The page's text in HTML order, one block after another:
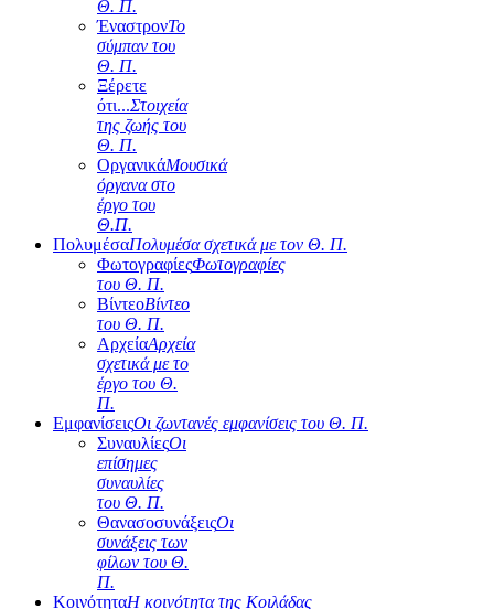
Θ. Π.
ΈναστρονΤο
σύμπαν του
Θ. Π.
Ξέρετε
ότι...Στοιχεία
της ζωής του
Θ. Π.
ΟργανικάΜουσικά
όργανα στο
έργο του
Θ.Π.
ΠολυμέσαΠολυμέσα σχετικά με τον Θ. Π.
ΦωτογραφίεςΦωτογραφίες
του Θ. Π.
ΒίντεοΒίντεο
του Θ. Π.
ΑρχείαΑρχεία
σχετικά με το
έργο του Θ.
Π.
ΕμφανίσειςΟι ζωντανές εμφανίσεις του Θ. Π.
ΣυναυλίεςΟι
επίσημες
συναυλίες
του Θ. Π.
ΘανασοσυνάξειςΟι
συνάξεις των
φίλων του Θ.
Π.
ΚοινότηταΗ κοινότητα της Κοιλάδας